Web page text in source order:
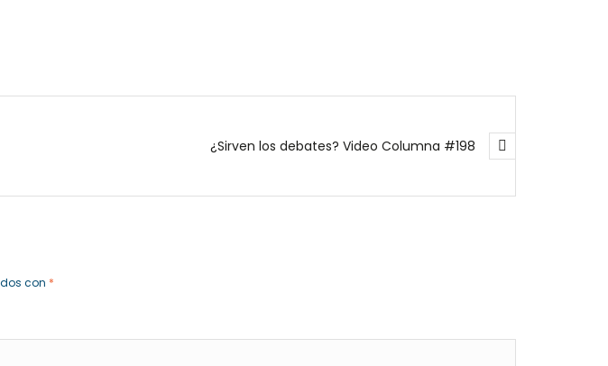
¿Sirven los debates? Video Columna #198
con *